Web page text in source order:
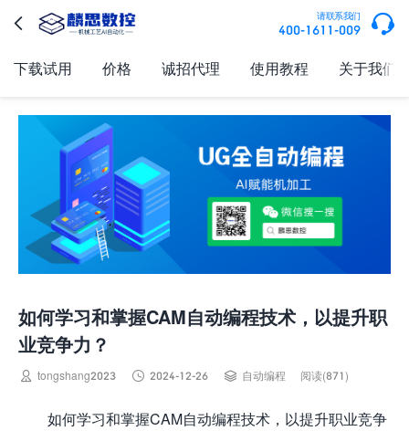
 请联系我们
400-1611-009 
下载试用 价格 诚招代理 使用教程 关于我们
如何学习和掌握CAM自动编程技术，以提升职
业竞争力？
 tongshang2023  2024-12-26  自动编程 阅读(871)
如何学习和掌握CAM自动编程技术，以提升职业竞争